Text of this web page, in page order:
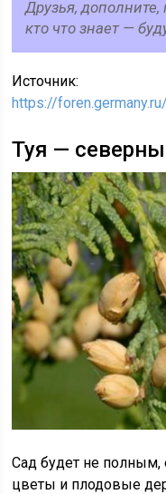
Друзья,
кто что знает —
Источник:
https://
Туя —
Сад будет не полным,
цветы и плодовые